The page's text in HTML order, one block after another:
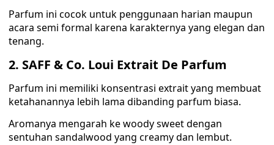
Parfum ini cocok untuk penggunaan harian maupun
acara semi formal karena karakternya yang elegan dan
tenang.
2. SAFF & Co. Loui Extrait De Parfum
Parfum ini memiliki konsentrasi extrait yang membuat
ketahanannya lebih lama dibanding parfum biasa.
Aromanya mengarah ke woody sweet dengan
sentuhan sandalwood yang creamy dan lembut.